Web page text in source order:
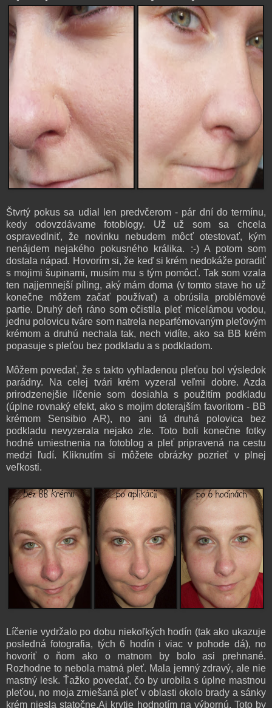
Štvrtý pokus sa udial len predvčerom - pár dní do termínu,
kedy odovzdávame fotoblogy. Už už som sa chcela
ospravedlniť, že novinku nebudem môcť otestovať, kým
nenájdem nejakého pokusného králika. :-) A potom som
dostala nápad. Hovorím si, že keď si krém nedokáže poradiť
s mojimi šupinami, musím mu s tým pomôcť. Tak som vzala
ten najjemnejší píling, aký mám doma (v tomto stave ho už
konečne môžem začať používať) a obrúsila problémové
partie. Druhý deň ráno som očistila pleť micelárnou vodou,
jednu polovicu tváre som natrela neparfémovaným pleťovým
krémom a druhú nechala tak, nech vidíte, ako sa BB krém
popasuje s pleťou bez podkladu a s podkladom.
Môžem povedať, že s takto vyhladenou pleťou bol výsledok
parádny. Na celej tvári krém vyzeral veľmi dobre. Azda
prirodzenejšie líčenie som dosiahla s použitím podkladu
(úplne rovnaký efekt, ako s mojim doterajším favoritom - BB
krémom Sensibio AR), no ani tá druhá polovica bez
podkladu nevyzerala nejako zle. Toto boli konečne fotky
hodné umiestnenia na fotoblog a pleť pripravená na cestu
medzi ľudí. Kliknutím si môžete obrázky pozrieť v plnej
veľkosti.
Líčenie vydržalo po dobu niekoľkých hodín (tak ako ukazuje
posledná fotografia, tých 6 hodín i viac v pohode dá), no
hovoriť o ňom ako o matnom by bolo asi prehnané.
Rozhodne to nebola matná pleť. Mala jemný zdravý, ale nie
mastný lesk. Ťažko povedať, čo by urobila s úplne mastnou
pleťou, no moja zmiešaná pleť v oblasti okolo brady a sánky
krém niesla statočne.Aj krytie hodnotím na výbornú. Toto by